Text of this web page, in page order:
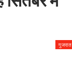
गुजरात